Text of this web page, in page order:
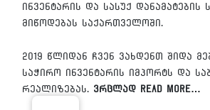
ინვენტარის და სასუქ დანამატების
მიწოდებას საქართველოში.
2019 წლიდან ჩვენ ვახდენთ შიდა
საჭირო ინვენტარის იმპორტს და
რეალიზებას. ვრცლად Read More…